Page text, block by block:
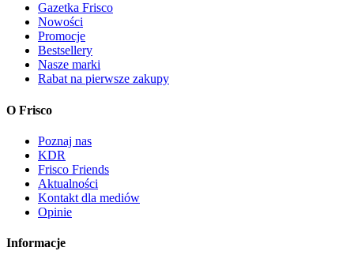
Gazetka Frisco
Nowości
Promocje
Bestsellery
Nasze marki
Rabat na pierwsze zakupy
O Frisco
Poznaj nas
KDR
Frisco Friends
Aktualności
Kontakt dla mediów
Opinie
Informacje